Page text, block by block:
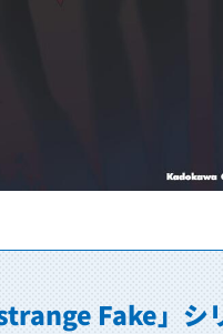
Fake」シ